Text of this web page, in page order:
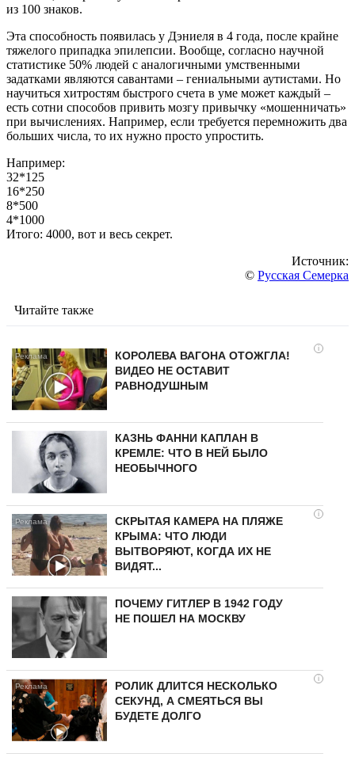
из 100 знаков.
Эта способность появилась у Дэниеля в 4 года, после крайне
тяжелого припадка эпилепсии. Вообще, согласно научной
статистике 50% людей с аналогичными умственными
задатками являются савантами – гениальными аутистами. Но
научиться хитростям быстрого счета в уме может каждый –
есть сотни способов привить мозгу привычку «мошенничать»
при вычислениях. Например, если требуется перемножить два
больших числа, то их нужно просто упростить.
Например:
32*125
16*250
8*500
4*1000
Итого: 4000, вот и весь секрет.
Источник:
© Русская Семерка
Читайте также
i
КОРОЛЕВА ВАГОНА ОТОЖГЛА!
ВИДЕО НЕ ОСТАВИТ
РАВНОДУШНЫМ
КАЗНЬ ФАННИ КАПЛАН В
КРЕМЛЕ: ЧТО В НЕЙ БЫЛО
НЕОБЫЧНОГО
i
СКРЫТАЯ КАМЕРА НА ПЛЯЖЕ
КРЫМА: ЧТО ЛЮДИ
ВЫТВОРЯЮТ, КОГДА ИХ НЕ
ВИДЯТ...
ПОЧЕМУ ГИТЛЕР В 1942 ГОДУ
НЕ ПОШЕЛ НА МОСКВУ
i
РОЛИК ДЛИТСЯ НЕСКОЛЬКО
СЕКУНД, А СМЕЯТЬСЯ ВЫ
БУДЕТЕ ДОЛГО